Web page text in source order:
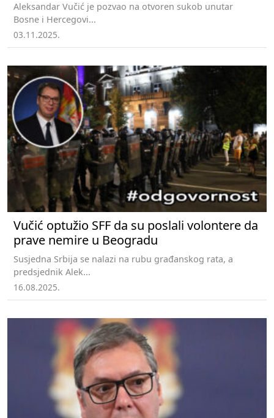
Aleksandar Vučić je pozvao na otvoren sukob unutar
Bosne i Hercegovi...
03.11.2025.
Vučić optužio SFF da su poslali volontere da
prave nemire u Beogradu
Susjedna Srbija se nalazi na rubu građanskog rata, a
predsjednik Alek...
16.08.2025.